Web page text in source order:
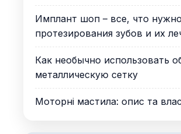
Имплант шоп – все, что
протезирования зубов и их
Как необычно использовать
металлическую сетку
Моторні мастила: опис та